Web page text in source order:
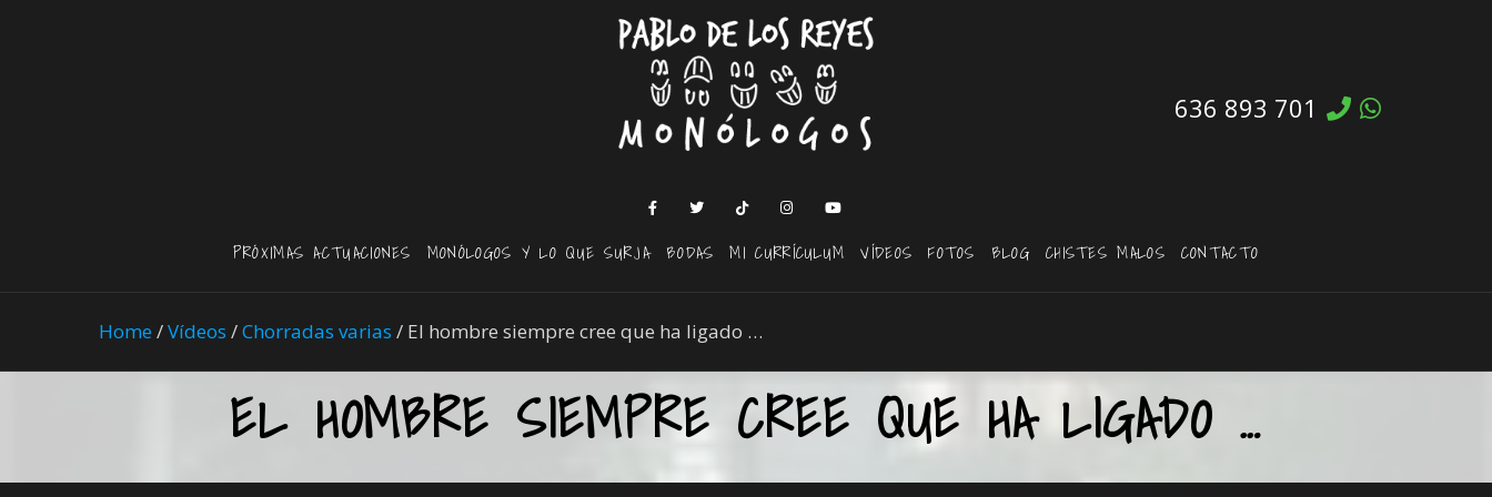
636 893 701
PRÓXIMAS ACTUACIONES MONÓLOGOS Y LO QUE SURJA BODAS MI CURRÍCULUM VÍDEOS FOTOS BLOG CHISTES MALOS CONTACTO
Home/Vídeos /Chorradas varias / El hombre siempre cree que ha ligado …
EL HOMBRE SIEMPRE CREE QUE HA LIGADO …